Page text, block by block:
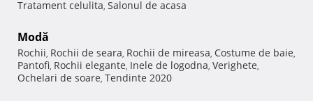
Tratament celulita, Salonul de acasa
Modă
Rochii, Rochii de seara, Rochii de mireasa, Costume de baie,
Pantofi, Rochii elegante, Inele de logodna, Verighete,
Ochelari de soare, Tendinte 2020